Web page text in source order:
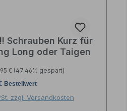
Schrauben Kurz für
Long oder Taigen
Preis:
€ (47.46% gespart)
zzgl. Versandkosten